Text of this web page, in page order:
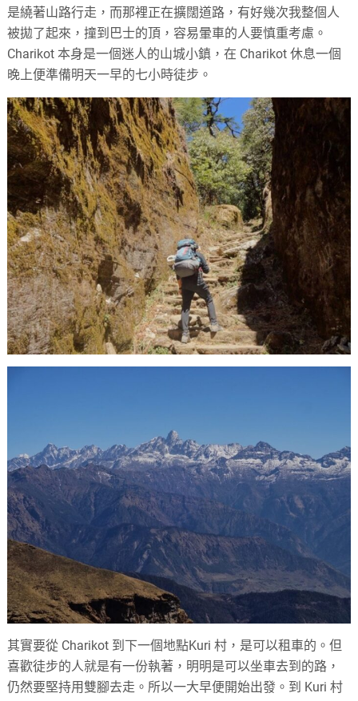
是繞著山路行走，而那裡正在擴闊道路，有好幾次我整個人
被拋了起來，撞到巴士的頂，容易暈車的人要慎重考慮。
Charikot 本身是一個迷人的山城小鎮，在 Charikot 休息一個
晚上便準備明天一早的七小時徒步。
其實要從 Charikot 到下一個地點Kuri 村，是可以租車的。但
喜歡徒步的人就是有一份執著，明明是可以坐車去到的路，
仍然要堅持用雙腳去走。所以一大早便開始出發。到 Kuri 村